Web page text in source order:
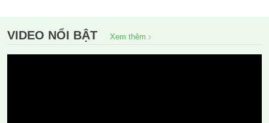
VIDEO NỔI BẬT Xem thêm